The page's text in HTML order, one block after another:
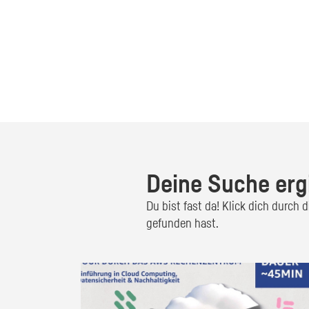
Deine Suche
Du bist fast da! Klick dich durch
gefunden hast.